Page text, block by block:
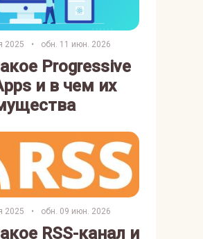
2025 • обн. 11 июн. 2026
Progressive
и в чем их
2025 • обн. 09 июн. 2026
RSS-канал и